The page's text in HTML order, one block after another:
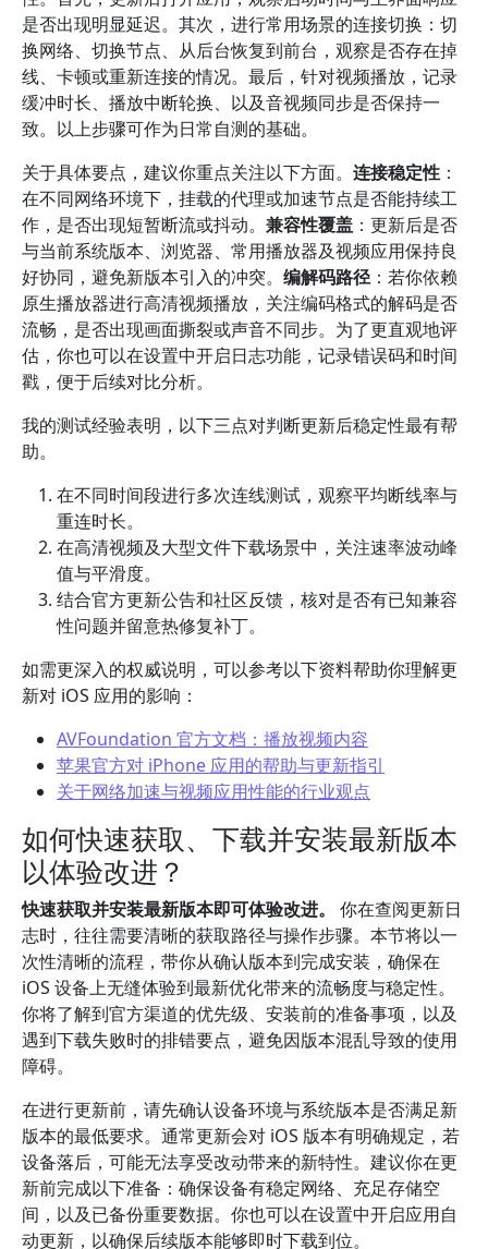
是否出现明显延迟。其次，进行常用场景的连接切换：切
换网络、切换节点、从后台恢复到前台，观察是否存在掉
线、卡顿或重新连接的情况。最后，针对视频播放，记录
缓冲时长、播放中断轮换、以及音视频同步是否保持一
致。以上步骤可作为日常自测的基础。
关于具体要点，建议你重点关注以下方面。 连接稳定性 ：
在不同网络环境下，挂载的代理或加速节点是否能持续工
作，是否出现短暂断流或抖动。 兼容性覆盖 ：更新后是否
与当前系统版本、浏览器、常用播放器及视频应用保持良
好协同，避免新版本引入的冲突。 编解码路径：若你依赖
原生播放器进行高清视频播放，关注编码格式的解码是否
流畅，是否出现画面撕裂或声音不同步。为了更直观地评
估，你也可以在设置中开启日志功能，记录错误码和时间
戳，便于后续对比分析。
我的测试经验表明，以下三点对判断更新后稳定性最有帮
助。
在不同时间段进行多次连线测试，观察平均断线率与
重连时长。
在高清视频及大型文件下载场景中，关注速率波动峰
值与平滑度。
结合官方更新公告和社区反馈，核对是否有已知兼容
性问题并留意热修复补丁。
如需更深入的权威说明，可以参考以下资料帮助你理解更
新对 iOS 应用的影响：
AVFoundation 官方文档：播放视频内容
苹果官方对 iPhone 应用的帮助与更新指引
关于网络加速与视频应用性能的行业观点
如何快速获取、下载并安装最新版本
以体验改进？
快速获取并安装最新版本即可体验改进。
你在查阅更新日
志时，往往需要清晰的获取路径与操作步骤。本节将以一
次性清晰的流程，带你从确认版本到完成安装，确保在
iOS 设备上无缝体验到最新优化带来的流畅度与稳定性。
你将了解到官方渠道的优先级、安装前的准备事项，以及
遇到下载失败时的排错要点，避免因版本混乱导致的使用
障碍。
在进行更新前，请先确认设备环境与系统版本是否满足新
版本的最低要求。通常更新会对 iOS 版本有明确规定，若
设备落后，可能无法享受改动带来的新特性。建议你在更
新前完成以下准备：确保设备有稳定网络、充足存储空
间，以及已备份重要数据。你也可以在设置中开启应用自
动更新，以确保后续版本能够即时下载到位。